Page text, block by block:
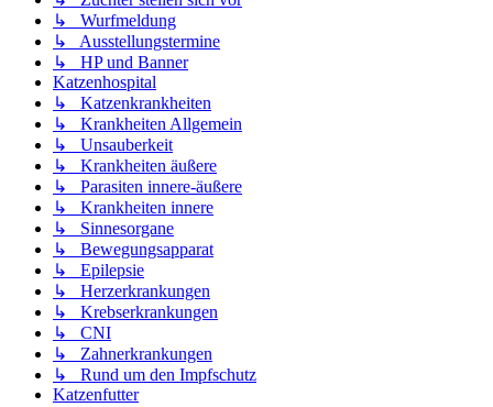
↳ Wurfmeldung
↳ Ausstellungstermine
↳ HP und Banner
Katzenhospital
↳ Katzenkrankheiten
↳ Krankheiten Allgemein
↳ Unsauberkeit
↳ Krankheiten äußere
↳ Parasiten innere-äußere
↳ Krankheiten innere
↳ Sinnesorgane
↳ Bewegungsapparat
↳ Epilepsie
↳ Herzerkrankungen
↳ Krebserkrankungen
↳ CNI
↳ Zahnerkrankungen
↳ Rund um den Impfschutz
Katzenfutter